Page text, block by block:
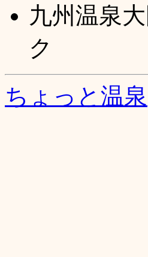
九州温泉
ク
ちょっと温泉